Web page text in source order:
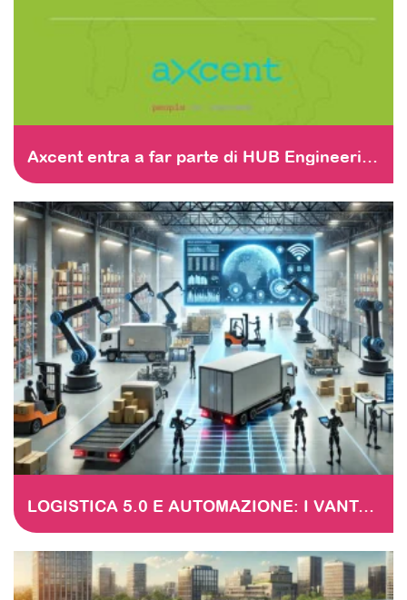
Axcent entra a far parte di HUB Engineering
LOGISTICA 5.0 E AUTOMAZIONE: I VANTAGGI DELLA TRANSIZIONE